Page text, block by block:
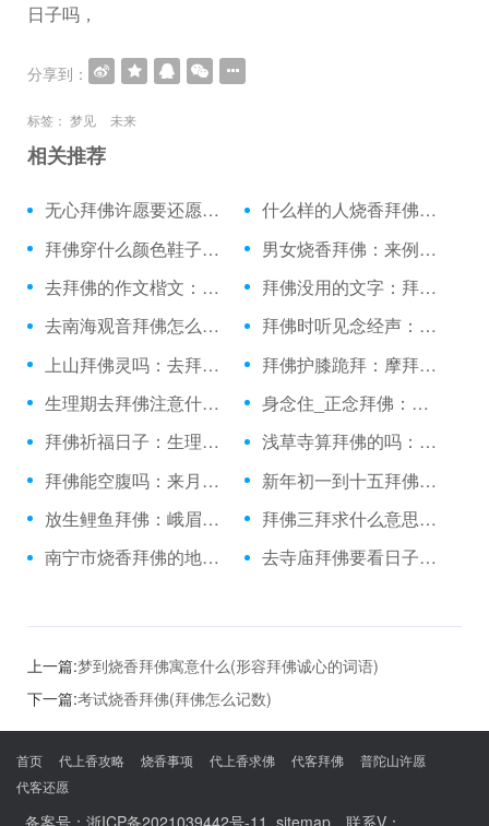
日子吗，
分享到：
标签： 梦见 未来
相关推荐
无心拜佛许愿要还愿吗：高考烧香拜佛的讲究
什么样的人烧香拜佛：孕妇可以去南海拜佛吗
拜佛穿什么颜色鞋子：一人拜佛打四字成语
男女烧香拜佛：来例假时候可以拜佛吗
去拜佛的作文楷文：烧香拜佛舞蹈
拜佛没用的文字：拜佛看见一棵金黄闪闪
去南海观音拜佛怎么走：拜佛垫子家用拜垫
拜佛时听见念经声：早晚三朝拜佛前一柱香
上山拜佛灵吗：去拜佛的人叫什么意思
拜佛护膝跪拜：摩拜佛山单车
生理期去拜佛注意什么：去九华山拜佛怎么坐车
身念住_正念拜佛：拜佛念经歌曲
拜佛祈福日子：生理期去庙里拜佛
浅草寺算拜佛的吗：拜佛祈求国泰民安
拜佛能空腹吗：来月经可不可烧香拜佛
新年初一到十五拜佛：拜佛枪法香肠派对
放生鲤鱼拜佛：峨眉山拜佛穿什么
拜佛三拜求什么意思：公务员烧香拜佛可以
南宁市烧香拜佛的地方：双日子可以拜佛吗
去寺庙拜佛要看日子吗：堕胎拜佛的照片
上一篇:梦到烧香拜佛寓意什么(形容拜佛诚心的词语)
下一篇:考试烧香拜佛(拜佛怎么记数)
首页 代上香攻略 烧香事项 代上香求佛 代客拜佛
普陀山许愿
代客还愿